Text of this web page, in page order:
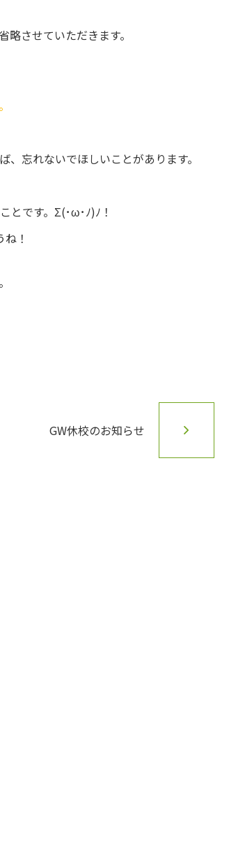
略させていただきます。
忘れないでほしいことがあります。
とです。Σ(･ω･ﾉ)ﾉ！
！
GW休校のお知らせ